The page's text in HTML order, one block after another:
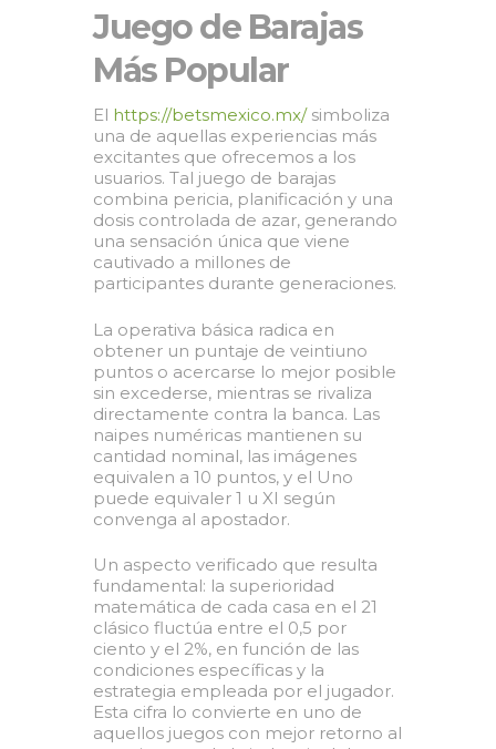
Juego de Barajas
Más Popular
El https://betsmexico.mx/simboliza
una de aquellas experiencias más
excitantes que ofrecemos a los
usuarios. Tal juego de barajas
combina pericia, planificación y una
dosis controlada de azar, generando
una sensación única que viene
cautivado a millones de
participantes durante generaciones.
La operativa básica radica en
obtener un puntaje de veintiuno
puntos o acercarse lo mejor posible
sin excederse, mientras se rivaliza
directamente contra la banca. Las
naipes numéricas mantienen su
cantidad nominal, las imágenes
equivalen a 10 puntos, y el Uno
puede equivaler 1 u XI según
convenga al apostador.
Un aspecto verificado que resulta
fundamental: la superioridad
matemática de cada casa en el 21
clásico fluctúa entre el 0,5 por
ciento y el 2%, en función de las
condiciones específicas y la
estrategia empleada por el jugador.
Esta cifra lo convierte en uno de
aquellos juegos con mejor retorno al